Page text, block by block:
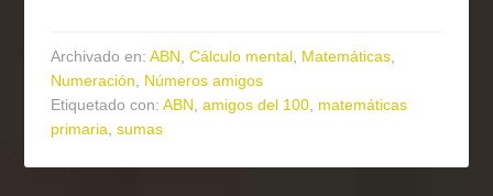
Archivado en:ABN,Cálculo mental, Matemáticas,
Numeración, Números amigos
Etiquetado con:ABN,amigos del 100, matemáticas
primaria,sumas